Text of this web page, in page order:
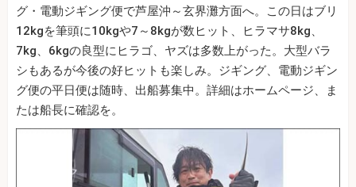
グ・電動ジギング便で芦屋沖～玄界灘方面へ。この日はブリ
12kgを筆頭に10kgや7～8kgが数ヒット、ヒラマサ8kg、
7kg、6kgの良型にヒラゴ、ヤズは多数上がった。大型バラ
シもあるが今後の好ヒットも楽しみ。ジギング、電動ジギン
グ便の平日便は随時、出船募集中。詳細はホームページ、ま
たは船長に確認を。